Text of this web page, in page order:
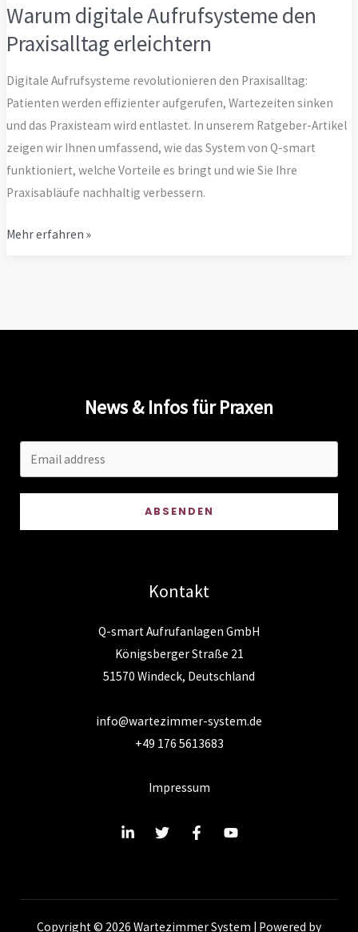
Warum digitale Aufrufsysteme den
Praxisalltag erleichtern
Digitale Aufrufsysteme revolutionieren den Praxisalltag:
Patienten werden effizienter aufgerufen, Wartezeiten sinken
und das Praxisteam wird entlastet. In unserem Ratgeber-Artikel
zeigen wir Ihnen umfassend, wie das System von Q-smart
funktioniert, welche Vorteile es bringt und wie Sie Ihre
Praxisabläufe nachhaltig verbessern.
Warum
Mehr erfahren »
News & Infos für Praxen
ABSENDEN
Kontakt
Q-smart Aufrufanlagen GmbH
Königsberger Straße 21
51570 Windeck, Deutschland
info@wartezimmer-system.de
+49 176 5613683
Impressum
Copyright © 2026 Wartezimmer System | Powered by